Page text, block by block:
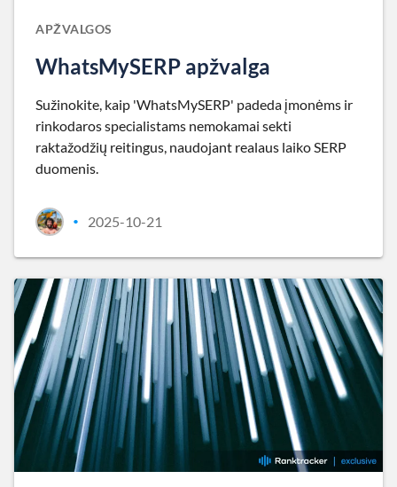
APŽVALGOS
WhatsMySERP apžvalga
Sužinokite, kaip 'WhatsMySERP' padeda įmonėms ir
rinkodaros specialistams nemokamai sekti
raktažodžių reitingus, naudojant realaus laiko SERP
duomenis.
• 2025-10-21